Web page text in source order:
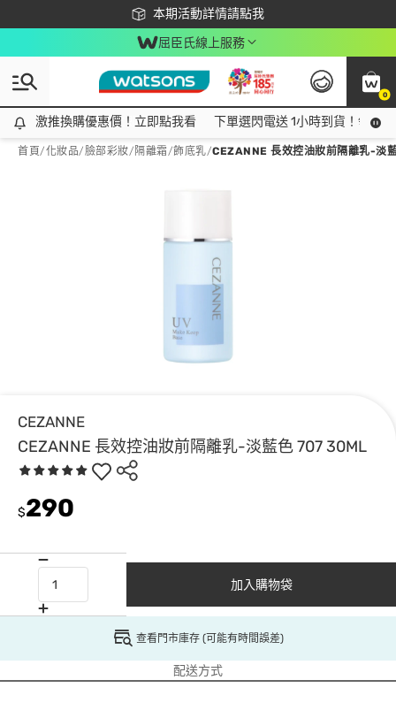
本期活動詳情請點我
下載app最高回饋$350
屈臣氏線上服務
0
激推換購優惠價！立即點我看
激推換購優惠價！立即點我看 下單選閃電送 1小時到貨！領神
首頁/化妝品/臉部彩妝/ 隔離霜/飾底乳/CEZANNE 長效控油妝前隔離乳-淡
CEZANNE
CEZANNE 長效控油妝前隔離乳-淡藍色 707 30ML
$290
加入購物袋
查看門市庫存 (可能有時間誤差)
配送方式